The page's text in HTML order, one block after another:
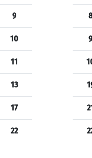
9
10
11
13
17
22
8
9